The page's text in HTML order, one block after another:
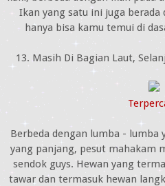
Ikan yang satu ini juga berada
hanya bisa kamu temui di
13. Masih Di Bagian Laut,
Berbeda dengan lumba -
yang panjang, pesut mahakam
sendok guys. Hewan yang
tawar dan termasuk hewan